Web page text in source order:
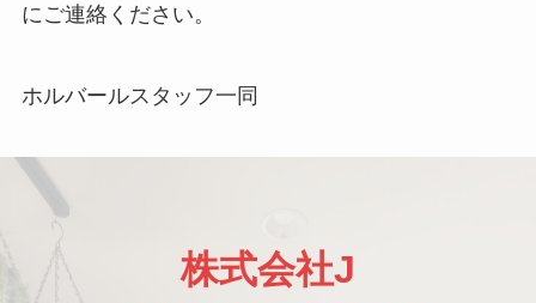
にご連絡ください。
ホルバールスタッフ一同
株式会社J